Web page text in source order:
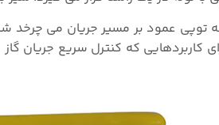
عمود بر مسیر جریان می چرخد
کاربردهایی که کنترل سریع جریان